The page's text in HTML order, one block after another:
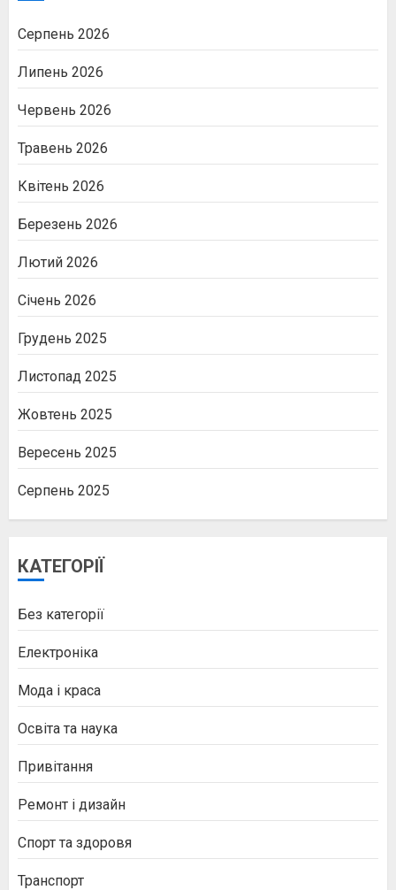
Серпень 2026
Липень 2026
Червень 2026
Травень 2026
Квітень 2026
Березень 2026
Лютий 2026
Січень 2026
Грудень 2025
Листопад 2025
Жовтень 2025
Вересень 2025
Серпень 2025
КАТЕГОРІЇ
Без категорії
Електроніка
Мода і краса
Освіта та наука
Привітання
Ремонт і дизайн
Спорт та здоровя
Транспорт